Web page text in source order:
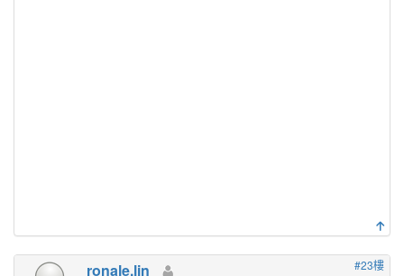
#23樓
ronale.lin